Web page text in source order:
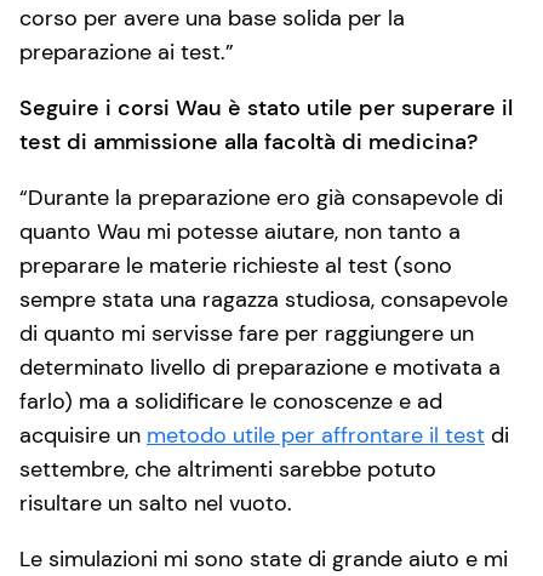
corso per avere una base solida per la
preparazione ai test.”
Seguire i corsi Wau è stato utile per superare il
test di ammissione alla facoltà di medicina?
“Durante la preparazione ero già consapevole di
quanto Wau mi potesse aiutare, non tanto a
preparare le materie richieste al test (sono
sempre stata una ragazza studiosa, consapevole
di quanto mi servisse fare per raggiungere un
determinato livello di preparazione e motivata a
farlo) ma a solidificare le conoscenze e ad
acquisire un metodo utile per affrontare il test di
settembre, che altrimenti sarebbe potuto
risultare un salto nel vuoto.
Le simulazioni mi sono state di grande aiuto e mi